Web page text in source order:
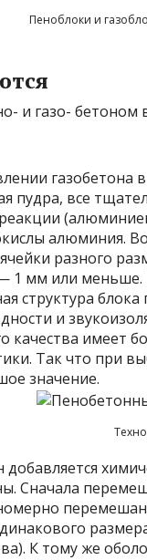
Пеноблоки и
и газо- бетоном
газобетона
пудра, все
алюминия.
разного
1 мм или меньше.
структура
и
качества имеет
Так что при
значение.
добавляется
Сначала
К тому же